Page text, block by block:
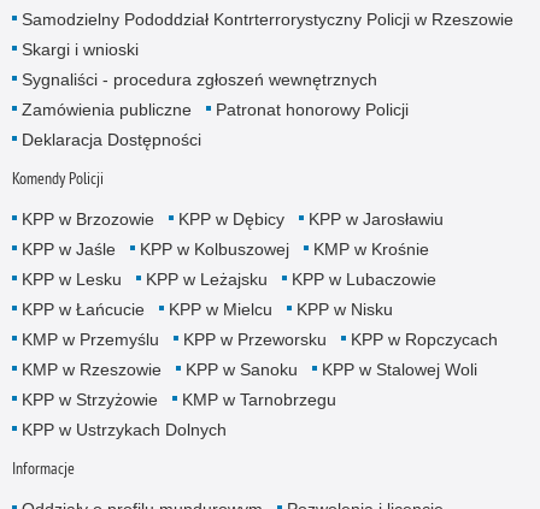
Samodzielny Pododdział Kontrterrorystyczny Policji w Rzeszowie
Skargi i wnioski
Sygnaliści - procedura zgłoszeń wewnętrznych
Zamówienia publiczne
Patronat honorowy Policji
Deklaracja Dostępności
Komendy Policji
KPP w Brzozowie KPP w Dębicy
KPP w Jarosławiu
KPP w Jaśle
KPP w Kolbuszowej
KMP w Krośnie
KPP w Lesku
KPP w Leżajsku
KPP w Lubaczowie
KPP w Łańcucie
KPP w Mielcu
KPP w Nisku
KMP w Przemyślu
KPP w Przeworsku
KPP w Ropczycach
KMP w Rzeszowie
KPP w Sanoku
KPP w Stalowej Woli
KPP w Strzyżowie
KMP w Tarnobrzegu
KPP w Ustrzykach Dolnych
Informacje